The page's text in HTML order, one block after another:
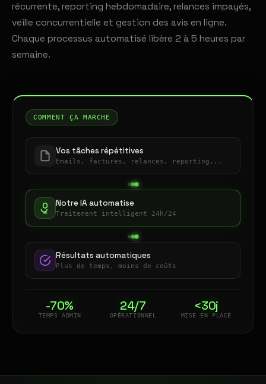
récurrente, reporting hebdomadaire, relances impayés,
veille concurrentielle et gestion des avis en ligne.
Chaque processus automatisé libère 2 à 5 heures par
semaine.
COMMENT ÇA MARCHE
Vos tâches répétitives
Emails, factures, relances, reporting...
Notre IA automatise
Traitement intelligent 24h/24
Résultats automatiques
Plus de temps, moins de coûts
-70%
TEMPS ADMIN
24/7
OPÉRATIONNEL
<30j
MISE EN PLACE